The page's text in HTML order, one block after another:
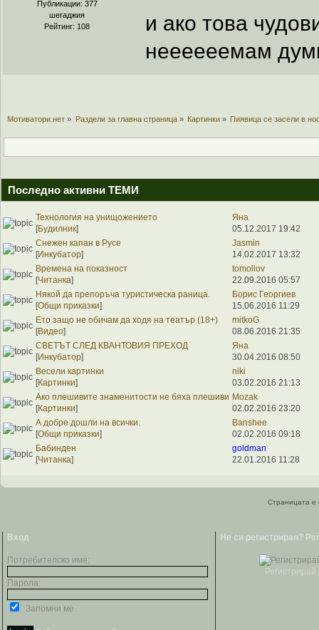
Публикации: 377
шегаджия
Рейтинг: 108
и ако това
неееееемам
Мотиватори.нет » Раздели за главна страница» Картинки» Пиявица се засели в
Последно активни ТЕМИ
Технология на унищожението
[Будилник]
Яна
05.12.2017 19:42
Снежен капан в Русе
[Инкубатор]
Jasmin
14.02.2017 13:32
Времена на показност
[Читанка]
tomollov
22.09.2016 05:57
Някой да препоръча туристическа раница.
[Общи приказки]
Борис Георгиев
15.06.2016 11:29
Ето защо не обичам да ходя на театър (18+)
[Видео]
mitkoG
08.06.2016 21:35
СВЕТЪТ СЛЕД КВАНТОВИЯ ПРЕХОД
[Инкубатор]
Яна
30.04.2016 08:50
Весели картинки
[Картинки]
niki
03.02.2016 21:13
Ако плешивите знаменитости не бяха плешиви
[Картинки]
Mozak
02.02.2016 23:20
А добре дошли на всички.
[Общи приказки]
Banshee
02.02.2016 09:18
Бабинден
[Читанка]
goldman
22.01.2016 11:28
Страницата е
Вход
Потребителско име:
Парола:
Запомни ме
Не си регистриран?
Регистрирай